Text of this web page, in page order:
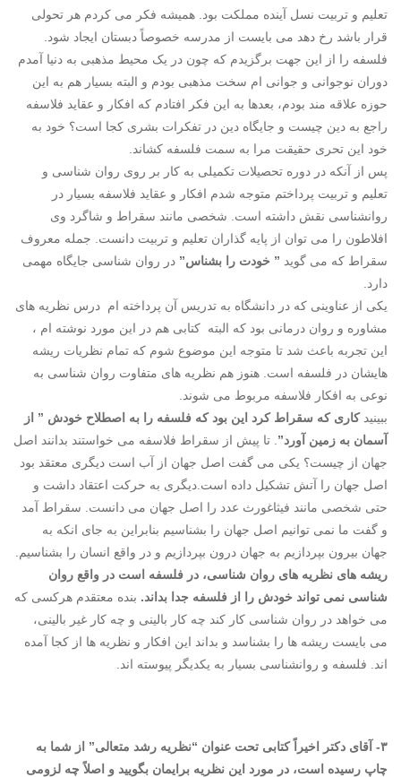
تعلیم و تربیت نسل آینده مملکت بود. همیشه فکر می کردم هر تحولی
قرار باشد رخ دهد می بایست از مدرسه خصوصاً دبستان ایجاد شود.
فلسفه را از این جهت برگزیدم که چون در یک محیط مذهبی به دنیا آمدم
دوران نوجوانی و جوانی ام سخت مذهبی بودم و البته بسیار هم به این
حوزه علاقه مند بودم، بعدها به این فکر افتادم که افکار و عقاید فلاسفه
راجع به دین چیست و جایگاه دین در تفکرات بشری کجا است؟ خود به
خود این تحری حقیقت مرا به سمت فلسفه کشاند.
پس از آنکه در دوره تحصیلات تکمیلی به کار بر روی روان شناسی و
تعلیم و تربیت پرداختم متوجه شدم افکار و عقاید فلاسفه بسیار در
روانشناسی نقش داشته است. شخصی مانند سقراط و شاگرد وی
افلاطون را می توان از پایه گذاران تعلیم و تربیت دانست. جمله معروف
سقراط که می گوید ” خودت را بشناس” در روان شناسی جایگاه مهمی
دارد.
یکی از عناوینی که در دانشگاه به تدریس آن پرداخته ام درس نظریه های
مشاوره و روان درمانی بود که البته کتابی هم در این مورد نوشته ام ،
این تجربه باعث شد تا متوجه این موضوع شوم که تمام نظریات ریشه
هایشان در فلسفه است. هنوز هم نظریه های متفاوت روان شناسی به
نوعی به افکار فلاسفه مربوط می شوند.
ببینیدکاری که سقراط کرد این بود که فلسفه را به اصطلاح خودش ” از
آسمان به زمین آورد” . تا پیش از سقراط فلاسفه می خواستند بدانند اصل
جهان از چیست؟ یکی می گفت اصل جهان از آب است دیگری معتقد بود
اصل جهان را آتش تشکیل داده است.دیگری به حرکت اعتقاد داشت و
حتی شخصی مانند فیثاغورث عدد را اصل جهان می دانست. سقراط آمد
و گفت ما نمی توانیم اصل جهان را بشناسیم بنابراین به جای انکه به
جهان بیرون بپردازیم به جهان درون بپردازیم و در واقع انسان را بشناسیم.
ریشه های نظریه های روان شناسی، در فلسفه است در واقع روان
شناسی نمی تواند خودش را از فلسفه جدا بداند. بنده معتقدم هرکسی که
می خواهد در روان شناسی کار کند چه کار بالینی و چه کار غیر بالینی،
می بایست ریشه ها را بشناسد و بداند این افکار و نظریه ها از کجا آمده
اند. فلسفه و روانشناسی بسیار به یکدیگر پیوسته اند.
۳- آقای دکتر اخیراً کتابی تحت عنوان “نظریه رشد متعالی” از شما به
چاپ رسیده است، در مورد این نظریه برایمان بگویید و اصلاً چه لزومی